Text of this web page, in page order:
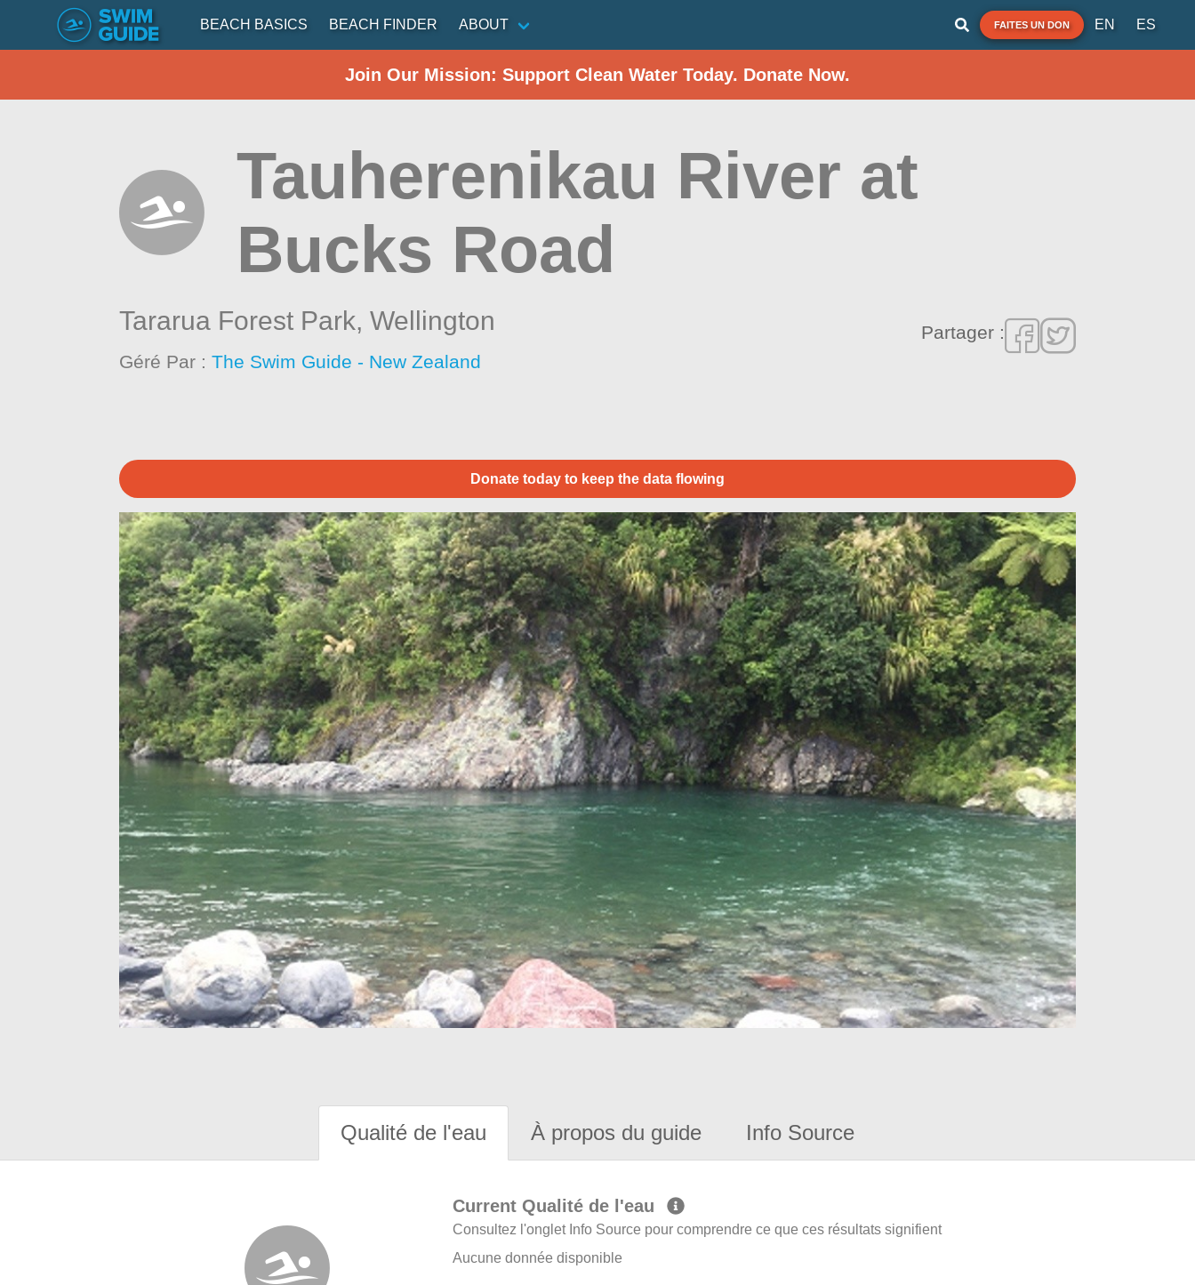
BEACH BASICS BEACH FINDER ABOUT FAITES UN DON EN ES
Join Our Mission: Support Clean Water Today. Donate Now.
Tauherenikau River at
Bucks Road
Tararua Forest Park,Wellington
Géré Par :The Swim Guide - New Zealand
Partager :
Donate today to keep the data flowing
Qualité de l'eau À propos du guide Info Source
Current Qualité de l'eau
Consultez l'onglet Info Source pour comprendre ce que ces résultats signifient
Aucune donnée disponible